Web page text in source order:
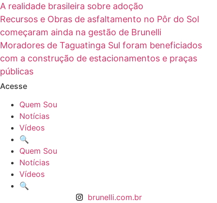
A realidade brasileira sobre adoção
Recursos e Obras de asfaltamento no Pôr do Sol
começaram ainda na gestão de Brunelli
Moradores de Taguatinga Sul foram beneficiados
com a construção de estacionamentos e praças
públicas
Acesse
Quem Sou
Notícias
Vídeos
🔍
Quem Sou
Notícias
Vídeos
🔍
brunelli.com.br